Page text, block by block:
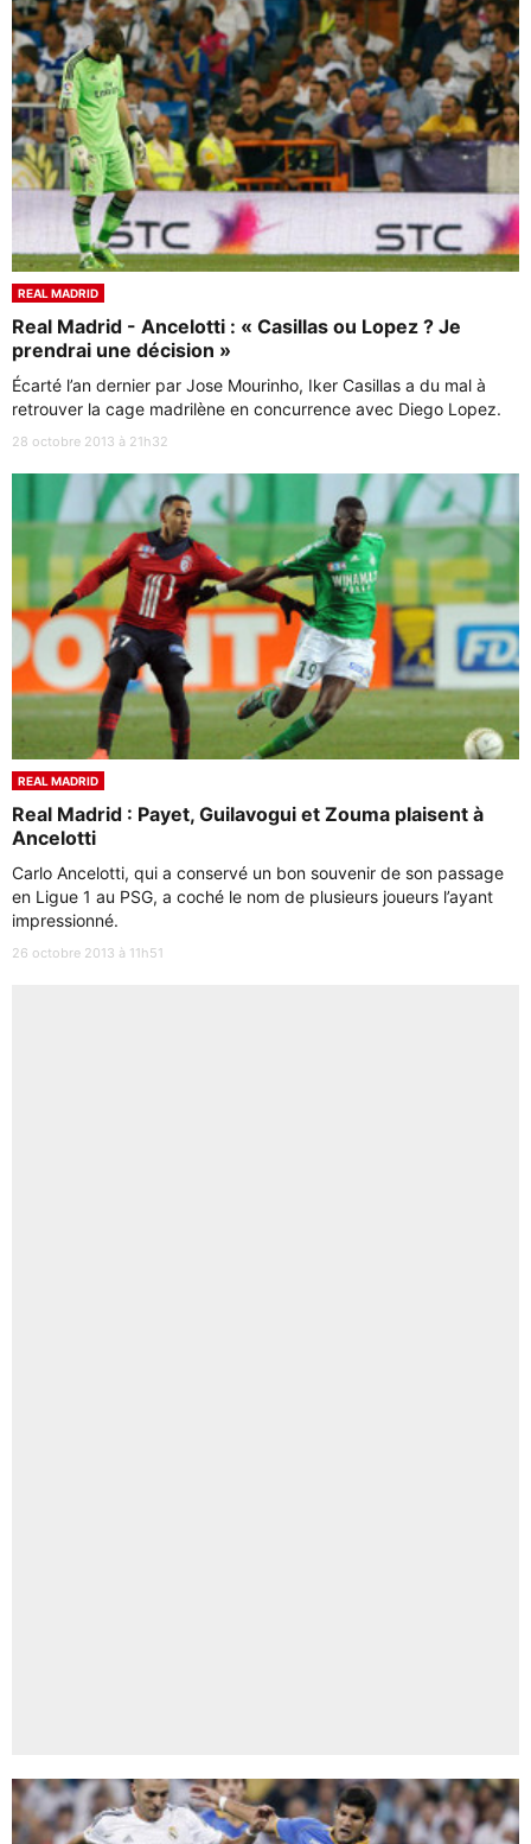
REAL MADRID
Real Madrid - Ancelotti : « Casillas ou Lopez ? Je
prendrai une décision »
Écarté l’an dernier par Jose Mourinho, Iker Casillas a du mal à
retrouver la cage madrilène en concurrence avec Diego Lopez.
28 octobre 2013 à 21h32
REAL MADRID
Real Madrid : Payet, Guilavogui et Zouma plaisent à
Ancelotti
Carlo Ancelotti, qui a conservé un bon souvenir de son passage
en Ligue 1 au PSG, a coché le nom de plusieurs joueurs l’ayant
impressionné.
26 octobre 2013 à 11h51